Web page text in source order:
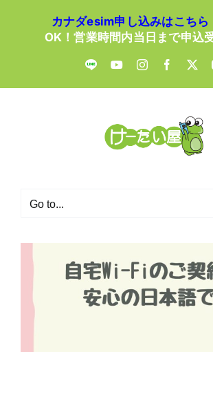
カナダesim申し込みはこちら
OK！営業時間内当日まで申込
LINE YouTubeInstagram X
Go to...